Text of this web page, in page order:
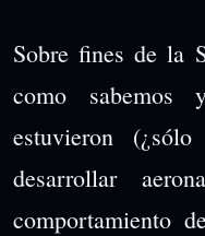
Sobre fines de la
como sabemos
estuvieron
desarrollar
comportamiento